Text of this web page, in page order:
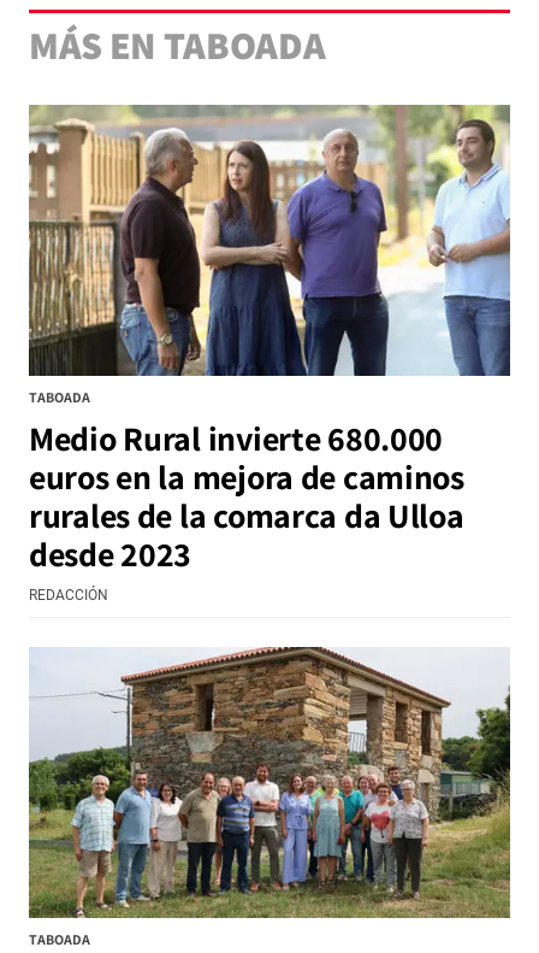
MÁS EN TABOADA
TABOADA
Medio Rural invierte 680.000
euros en la mejora de caminos
rurales de la comarca da Ulloa
desde 2023
REDACCIÓN
TABOADA